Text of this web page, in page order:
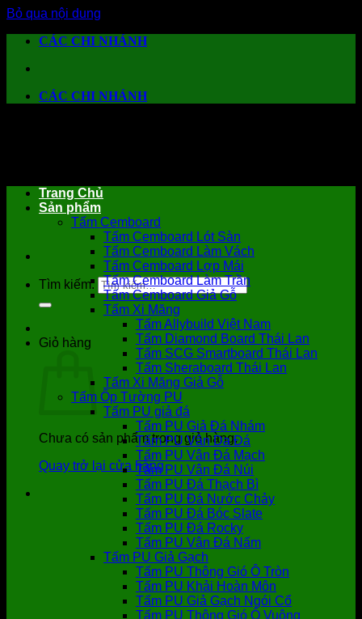
Bỏ qua nội dung
CÁC CHI NHÁNH
CÁC CHI NHÁNH
Tìm kiếm:
Giỏ hàng
Chưa có sản phẩm trong giỏ hàng.
Quay trở lại cửa hàng
Trang Chủ
Sản phẩm
Tấm Cemboard
Tấm Cemboard Lót Sàn
Tấm Cemboard Làm Vách
Tấm Cemboard Lợp Mái
Tấm Cemboard Làm Trần
Tấm Cemboard Giả Gỗ
Tấm Xi Măng
Tấm Allybuild Việt Nam
Tấm Diamond Board Thái Lan
Tấm SCG Smartboard Thái Lan
Tấm Sheraboard Thái Lan
Tấm Xi Măng Giả Gỗ
Tấm Ốp Tường PU
Tấm PU giả đá
Tấm PU Giả Đá Nhám
Tấm PU Vân Da Đá
Tấm PU Vân Đá Mạch
Tấm PU Vân Đá Núi
Tấm PU Đá Thạch Bì
Tấm PU Đá Nước Chảy
Tấm PU Đá Bóc Slate
Tấm PU Đá Rocky
Tấm PU Vân Đá Nấm
Tấm PU Giả Gạch
Tấm PU Thông Gió Ô Tròn
Tấm PU Khải Hoàn Môn
Tấm PU Giả Gạch Ngói Cổ
Tấm PU Thông Gió Ô Vuông